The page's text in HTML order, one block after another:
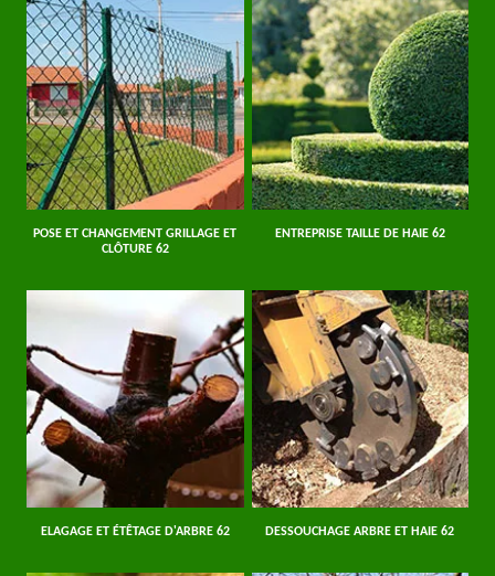
POSE ET CHANGEMENT GRILLAGE ET
CLÔTURE 62
ENTREPRISE TAILLE DE HAIE 62
ELAGAGE ET ÉTÊTAGE D'ARBRE 62 DESSOUCHAGE ARBRE ET HAIE 62